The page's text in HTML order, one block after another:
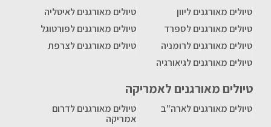
טיולים מאורגנים ליוון
טיולים מאורגנים לאיטליה
טיולים מאורגנים לספרד
טיולים מאורגנים לפורטוגל
טיולים מאורגנים לרומניה
טיולים מאורגנים לצרפת
טיולים מאורגנים לגיאורגיה
טיולים מאורגנים לאמריקה
טיולים מאורגנים לארה"ב
טיולים מאורגנים לדרום
אמריקה